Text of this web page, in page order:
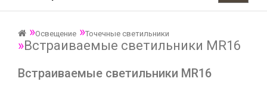
Освещение Точечные светильники
Встраиваемые светильники MR16
Встраиваемые светильники MR16